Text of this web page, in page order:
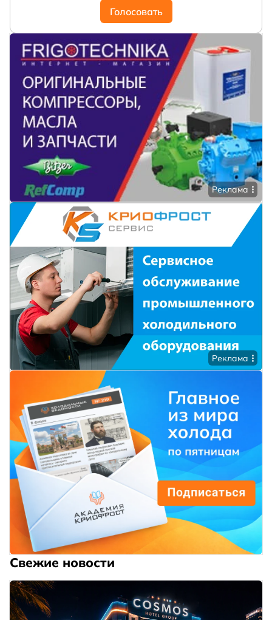
Голосовать
Реклама
Реклама
Свежие новости